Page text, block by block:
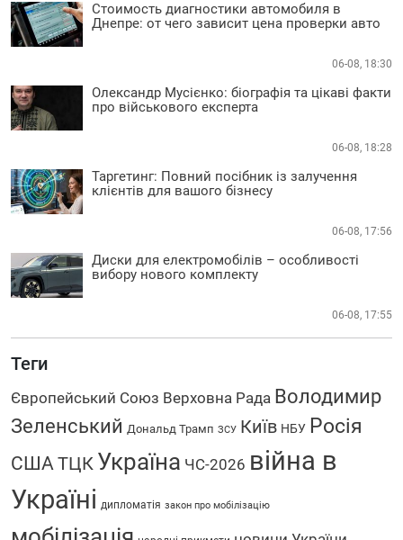
Стоимость диагностики автомобиля в
Днепре: от чего зависит цена проверки авто
06-08, 18:30
Олександр Мусієнко: біографія та цікаві факти
про військового експерта
06-08, 18:28
Таргетинг: Повний посібник із залучення
клієнтів для вашого бізнесу
06-08, 17:56
Диски для електромобілів – особливості
вибору нового комплекту
06-08, 17:55
Теги
Європейський Союз Верховна Рада Володимир
Зеленський Дональд Трамп ЗСУ Київ НБУ Росія
СШАТЦК Україна ЧС-2026 війна в
Україні дипломатія закон про мобілізацію